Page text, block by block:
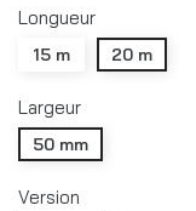
Longueur
15 m 20 m
Largeur
50 mm
Version